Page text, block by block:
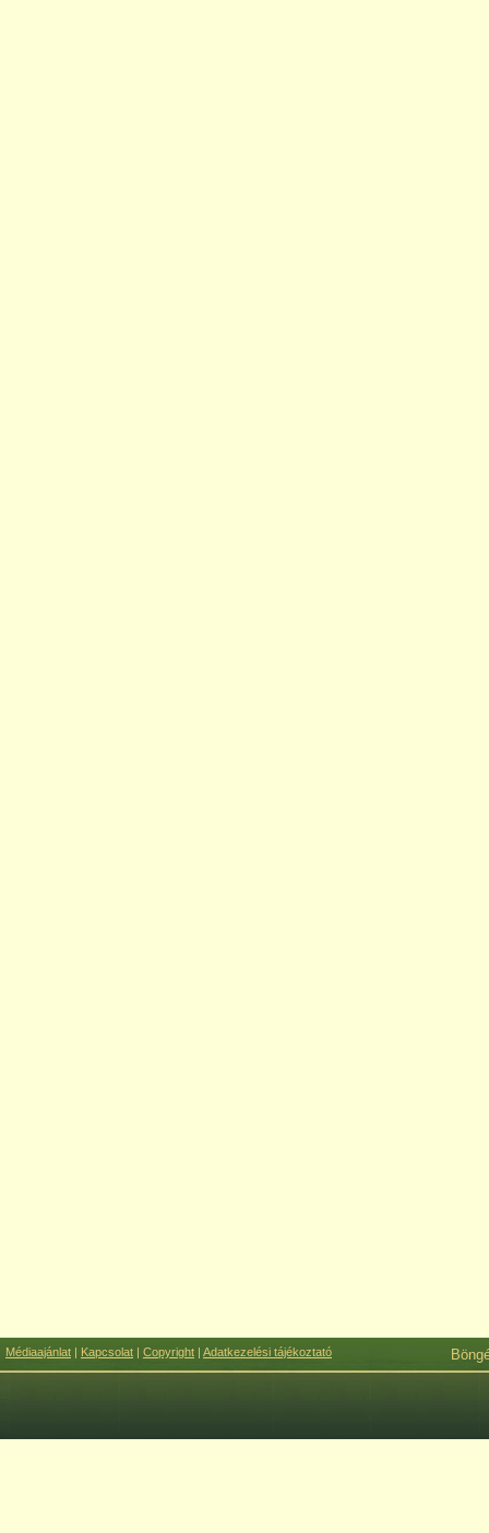
Médiaajánlat | Kapcsolat | Copyright | Adatkezelési tájékoztató